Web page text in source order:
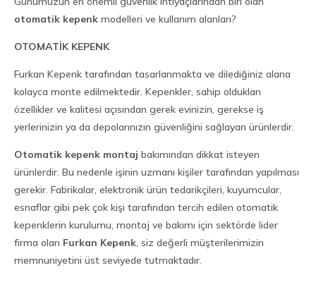
otomatik kepenk modelleri ve kullanım alanları?
OTOMATİK KEPENK
Furkan Kepenk tarafından tasarlanmakta ve dilediğiniz alana
kolayca monte edilmektedir. Kepenkler, sahip oldukları
özellikler ve kalitesi açısından gerek evinizin, gerekse iş
yerlerinizin ya da depolarınızın güvenliğini sağlayan ürünlerdir.
Otomatik kepenk montaj bakımından dikkat isteyen
ürünlerdir. Bu nedenle işinin uzmanı kişiler tarafından yapılması
gerekir. Fabrikalar, elektronik ürün tedarikçileri, kuyumcular,
esnaflar gibi pek çok kişi tarafından tercih edilen otomatik
kepenklerin kurulumu, montaj ve bakımı için sektörde lider
firma olan Furkan Kepenk, siz değerli müşterilerimizin
memnuniyetini üst seviyede tutmaktadır.